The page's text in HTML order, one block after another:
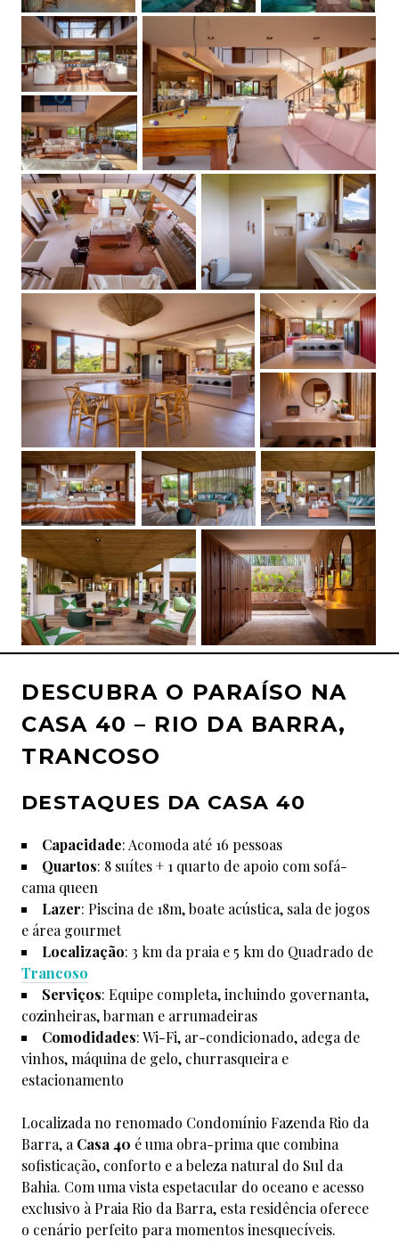
DESCUBRA O PARAÍSO NA
CASA 40 – RIO DA BARRA,
TRANCOSO
DESTAQUES DA CASA 40
Capacidade: Acomoda até 16 pessoas
Quartos: 8 suítes + 1 quarto de apoio com sofá-
cama queen
Lazer: Piscina de 18m, boate acústica, sala de jogos
e área gourmet
Localização: 3 km da praia e 5 km do Quadrado de
Trancoso
Serviços: Equipe completa, incluindo governanta,
cozinheiras, barman e arrumadeiras
Comodidades: Wi-Fi, ar-condicionado, adega de
vinhos, máquina de gelo, churrasqueira e
estacionamento
Localizada no renomado Condomínio Fazenda Rio da
Barra, a Casa 40 é uma obra-prima que combina
sofisticação, conforto e a beleza natural do Sul da
Bahia. Com uma vista espetacular do oceano e acesso
exclusivo à Praia Rio da Barra, esta residência oferece
o cenário perfeito para momentos inesquecíveis.